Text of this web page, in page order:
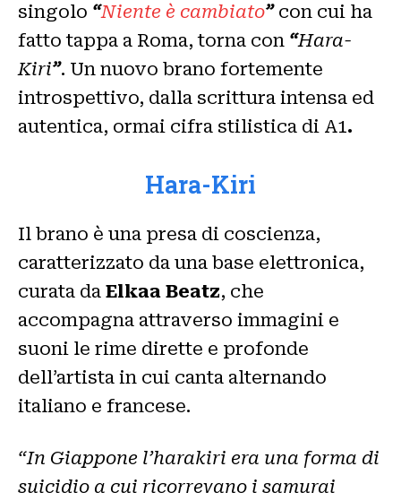
singolo “Niente è cambiato” con cui ha
fatto tappa a Roma, torna con “Hara-
Kiri”. Un nuovo brano fortemente
introspettivo, dalla scrittura intensa ed
autentica, ormai cifra stilistica di A1.
Hara-Kiri
Il brano è una presa di coscienza,
caratterizzato da una base elettronica,
curata da Elkaa Beatz, che
accompagna attraverso immagini e
suoni le rime dirette e profonde
dell’artista in cui canta alternando
italiano e francese.
“In Giappone l’harakiri era una forma di
suicidio a cui ricorrevano i samurai